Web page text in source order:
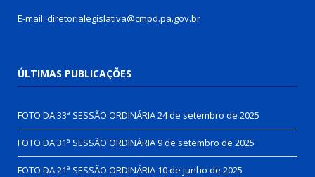
E-mail: diretorialegislativa@cmpd.pa.gov.br
ÚLTIMAS PUBLICAÇÕES
FOTO DA 33ª SESSÃO ORDINÁRIA24 de setembro de 2025
FOTO DA 31ª SESSÃO ORDINÁRIA9 de setembro de 2025
FOTO DA 21ª SESSÃO ORDINÁRIA 10 de junho de 2025